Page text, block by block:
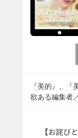
『美的』、『
欲ある編集者
【お詫び